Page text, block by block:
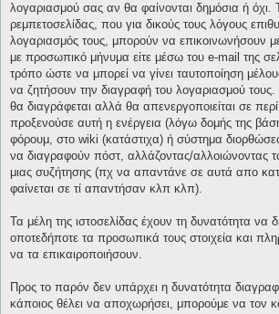
λογαριασμού σας αν θα φαίνονται δημόσια ή όχι.
ρεμπετοσελίδας, που για δικούς τους λόγους
λογαριασμός τους, μπορούν να επικοινωνήσουν με
με προσωπικό μήνυμα είτε μέσω του e-mail της
τρόπο ώστε να μπορεί να γίνει ταυτοποίηση
να ζητήσουν την διαγραφή του λογαριασμού
θα διαγράφεται αλλά θα απενεργοποιείται σε
προξενούσε αυτή η ενέργεια (λόγω δομής της
φόρουμ, στο wiki (κατάστιχα) ή σύστημα
να διαγραφούν πόστ, αλλάζοντας/αλλοιώνοντας
μιας συζήτησης (πχ να απαντάνε σε αυτά απο
φαίνεται σε τί απαντήσαν κλπ κλπ).
Τα μέλη της ιστοσελίδας έχουν τη δυνατότητα να
οποτεδήποτε τα προσωπικά τους στοιχεία και
να τα επικαιροποιήσουν.
Προς το παρόν δεν υπάρχει η δυνατότητα
κάποιος θέλει να αποχωρήσει, μπορούμε να τον